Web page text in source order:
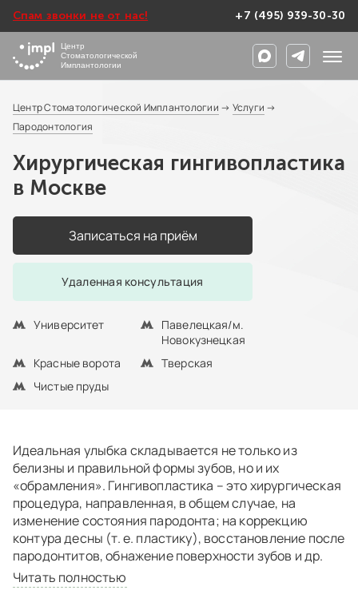
Спам звонки не от нас! +7 (495) 939-30-30
Центр
Стоматологической
Имплантологии
Центр Стоматологической Имплантологии → Услуги →
Пародонтология
Хирургическая гингивопластика
в Москве
Записаться на приём
Удаленная консультация
Университет
Красные ворота
Чистые пруды
Павелецкая/м.
Новокузнецкая
Тверская
Идеальная улыбка складывается не только из
белизны и правильной формы зубов, но и их
«обрамления». Гингивопластика – это хирургическая
процедура, направленная, в общем случае, на
изменение состояния пародонта; на коррекцию
контура десны (т. е. пластику), восстановление после
пародонтитов, обнажение поверхности зубов и др.
Читать полностью